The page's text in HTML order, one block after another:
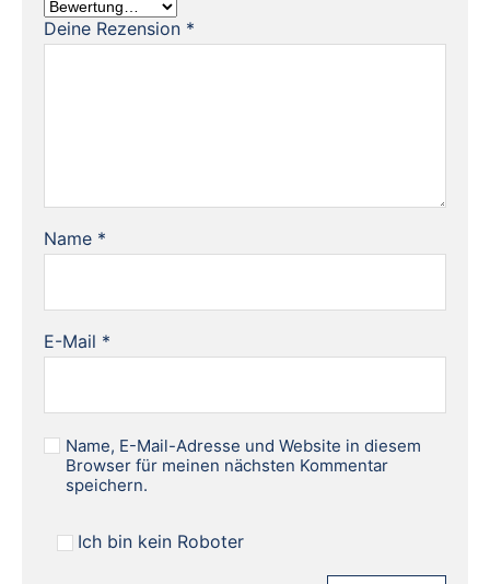
Deine Rezension *
Name *
E-Mail *
Name, E-Mail-Adresse und Website in diesem
Browser für meinen nächsten Kommentar
speichern.
Ich bin kein Roboter